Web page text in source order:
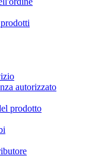
autorizzato
prodotto